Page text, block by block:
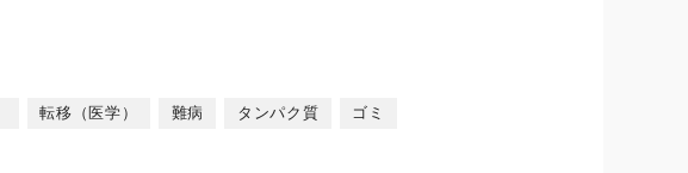
転移（医学） 難病 タンパク質 ゴミ